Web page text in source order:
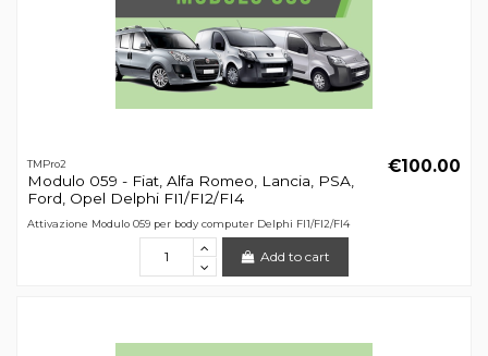
TMPro2
Modulo 059 - Fiat, Alfa Romeo, Lancia, PSA,
Ford, Opel Delphi FI1/FI2/FI4
€100.00
Attivazione Modulo 059 per body computer Delphi FI1/FI2/FI4
Add to cart